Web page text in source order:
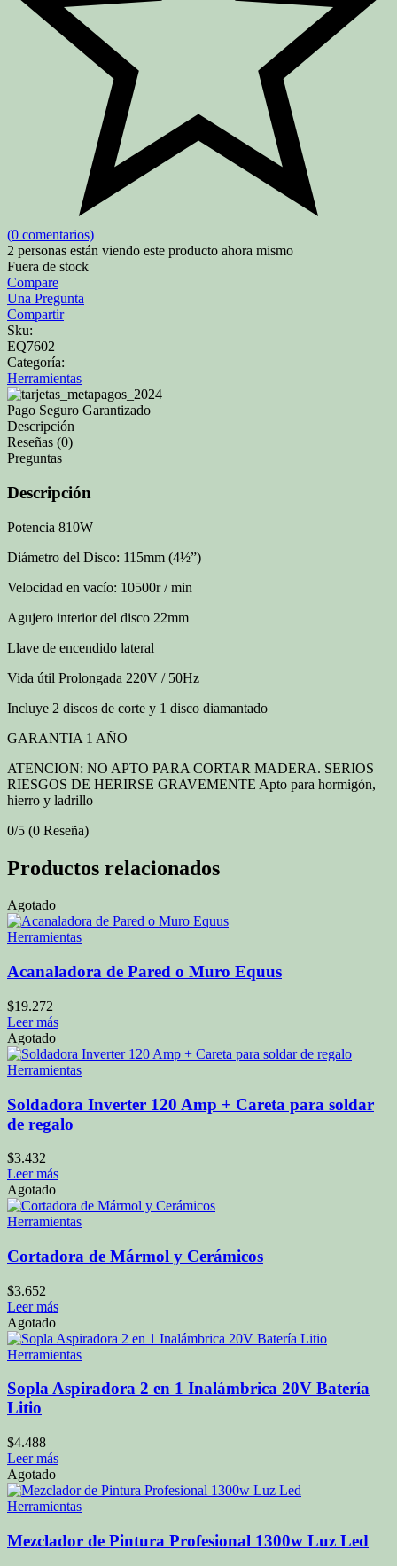
(0 comentarios)
2 personas están viendo este producto ahora mismo
Fuera de stock
Compare
Una Pregunta
Compartir
Sku:
EQ7602
Categoría:
Herramientas
Pago Seguro Garantizado
Descripción
Reseñas (0)
Preguntas
Descripción
Potencia 810W
Diámetro del Disco: 115mm (4½”)
Velocidad en vacío: 10500r / min
Agujero interior del disco 22mm
Llave de encendido lateral
Vida útil Prolongada 220V / 50Hz
Incluye 2 discos de corte y 1 disco diamantado
GARANTIA 1 AÑO
ATENCION: NO APTO PARA CORTAR MADERA. SERIOS
RIESGOS DE HERIRSE GRAVEMENTE Apto para hormigón,
hierro y ladrillo
0/5 (0 Reseña)
Productos relacionados
Agotado
Herramientas
Acanaladora de Pared o Muro Equus
$19.272
Leer más
Agotado
Herramientas
Soldadora Inverter 120 Amp + Careta para soldar
de regalo
$3.432
Leer más
Agotado
Herramientas
Cortadora de Mármol y Cerámicos
$3.652
Leer más
Agotado
Herramientas
Sopla Aspiradora 2 en 1 Inalámbrica 20V Batería
Litio
$4.488
Leer más
Agotado
Herramientas
Mezclador de Pintura Profesional 1300w Luz Led